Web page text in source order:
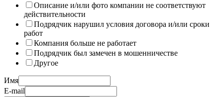
Описание и/или фото компании не соответствуют
действительности
Подрядчик нарушил условия договора и/или сроки
работ
Компания больше не работает
Подрядчик был замечен в мошенничестве
Другое
Имя
E-mail